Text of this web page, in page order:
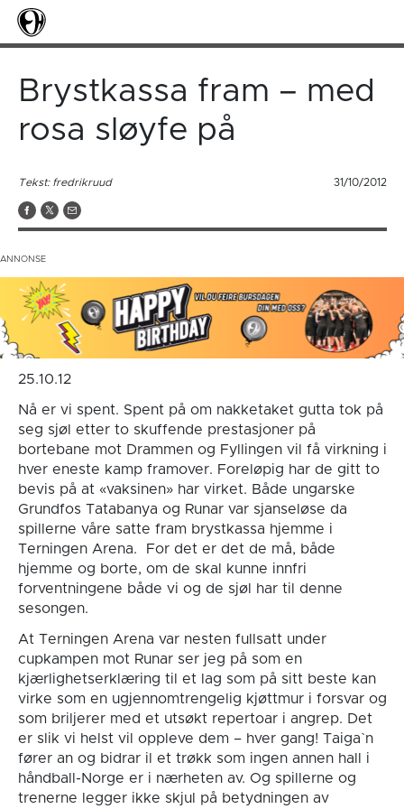
Brystkassa fram – med
rosa sløyfe på
Tekst: fredrikruud 31/10/2012
25.10.12
Nå er vi spent. Spent på om nakketaket gutta tok på
seg sjøl etter to skuffende prestasjoner på
bortebane mot Drammen og Fyllingen vil få virkning i
hver eneste kamp framover. Foreløpig har de gitt to
bevis på at «vaksinen» har virket. Både ungarske
Grundfos Tatabanya og Runar var sjanseløse da
spillerne våre satte fram brystkassa hjemme i
Terningen Arena. For det er det de må, både
hjemme og borte, om de skal kunne innfri
forventningene både vi og de sjøl har til denne
sesongen.
At Terningen Arena var nesten fullsatt under
cupkampen mot Runar ser jeg på som en
kjærlighetserklæring til et lag som på sitt beste kan
virke som en ugjennomtrengelig kjøttmur i forsvar og
som briljerer med et utsøkt repertoar i angrep. Det
er slik vi helst vil oppleve dem – hver gang! Taiga`n
fører an og bidrar il et trøkk som ingen annen hall i
håndball-Norge er i nærheten av. Og spillerne og
trenerne legger ikke skjul på betydningen av